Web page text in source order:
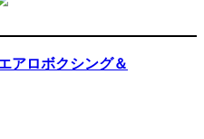
アロボクシング＆